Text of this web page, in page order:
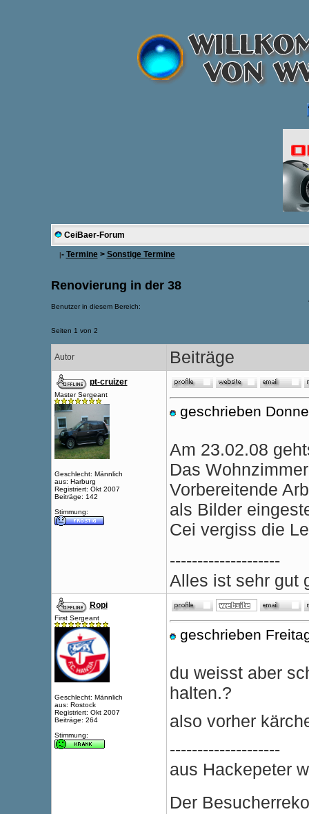
CeiBaer-Forum
|- Termine> Sonstige Termine
Renovierung in der 38
Benutzer in diesem Bereich:
Seiten 1 von 2
Autor Beiträge
pt-cruizer
Master Sergeant
Geschlecht: Männlich
aus: Harburg
Registriert: Okt 2007
Beiträge: 142
Stimmung:
geschrieben
Am 23.02.08
Das
Vorbereitende
als Bilder
Cei vergiss die
--------------------
Alles ist sehr gut
Ropi
First Sergeant
Geschlecht: Männlich
aus: Rostock
Registriert: Okt 2007
Beiträge: 264
Stimmung:
geschrieben
du weisst aber
halten.?
also vorher
--------------------
aus Hackepeter
Der